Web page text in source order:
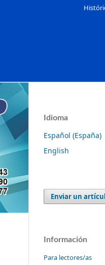
Idioma
Español (España)
English
Enviar un
Información
Para lectores/as